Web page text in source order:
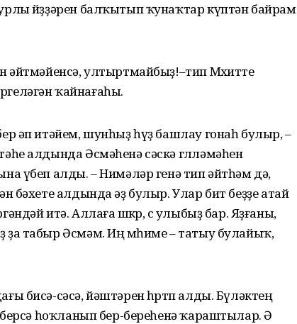
йөҙҙәрен балҡытып ҡунаҡтар күптән байрам
әйтмәйенсә, ултыртмайбыҙ!–тип Мөхитте
ҡайнағаһы.
әп итәйем, шунһыҙ һүҙ башлау гонаһ булыр, –
алдында Әсмәһенә сәскә гөлләмәһен
үбеп алды. – Нимәләр генә тип әйтһәм дә,
бәхете алдында әҙ булыр. Улар бит беҙҙе атай
итә. Аллаға шөкөр, өс улыбыҙ бар. Яҙғаны,
табыр Әсмәм. Иң мөһиме – татыу булайыҡ,
бисә-сәсә, йәштәрен һөртөп алды. Бүләктең
берсә һоҡланып бер-береһенә ҡараштылар. Ә